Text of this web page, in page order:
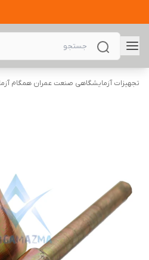
تجهیزات آزمایشگاهی صنعت عمران همگام آزما